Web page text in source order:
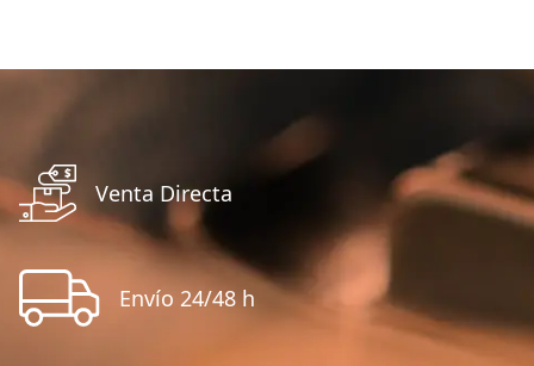
Venta Directa
Envío 24/48 h